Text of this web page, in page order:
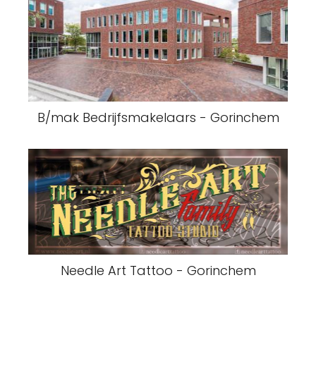
B/mak Bedrijfsmakelaars - Gorinchem
Needle Art Tattoo - Gorinchem